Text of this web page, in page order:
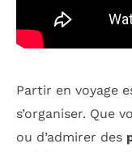
Partir en voyage
s’organiser. Que
ou d’admirer des